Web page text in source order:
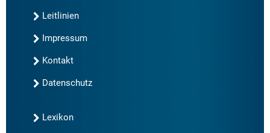
Leitlinien
Impressum
Kontakt
Datenschutz
Lexikon